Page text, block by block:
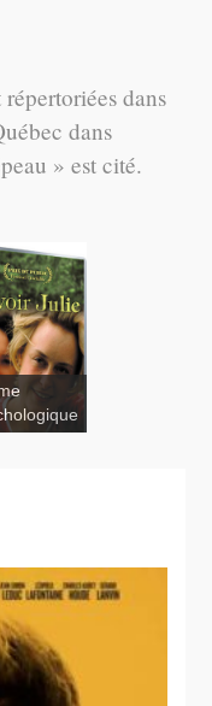
dans
dans
» est cité.
Julie